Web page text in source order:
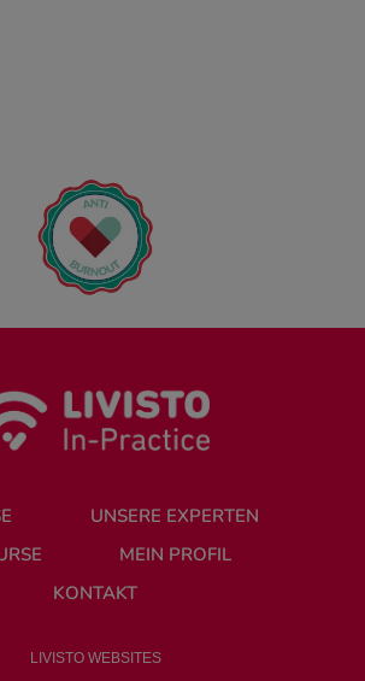
UNSERE EXPERTEN
MEIN PROFIL
KONTAKT
LIVISTO WEBSITES